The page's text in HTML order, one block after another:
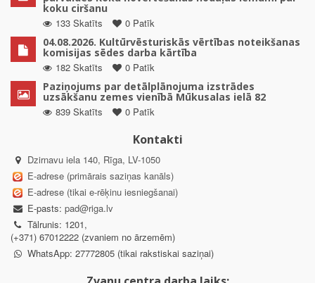
koku ciršanu
133 Skatīts
0 Patīk
04.08.2026. Kultūrvēsturiskās vērtības noteikšanas
komisijas sēdes darba kārtība
182 Skatīts
0 Patīk
Paziņojums par detālplānojuma izstrādes
uzsākšanu zemes vienībā Mūkusalas ielā 82
839 Skatīts
0 Patīk
Kontakti
Dzirnavu iela 140, Rīga, LV-1050
E-adrese (primārais saziņas kanāls)
E-adrese (tikai e-rēķinu iesniegšanai)
E-pasts: pad@riga.lv
Tālrunis: 1201,
(+371) 67012222 (zvaniem no ārzemēm)
WhatsApp: 27772805 (tikai rakstiskai saziņai)